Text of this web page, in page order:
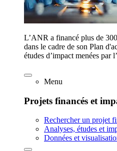
L’ANR a financé plus de
dans le cadre de son Plan
études d’impact menées par
Menu
Projets financés et
Rechercher un projet
Analyses, études et
Données et